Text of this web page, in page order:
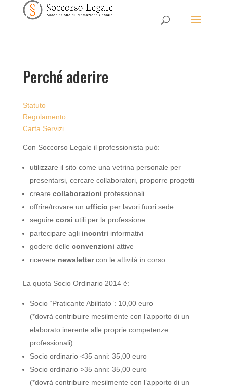
Perché aderire
Statuto
Regolamento
Carta Servizi
Con Soccorso Legale il professionista può:
utilizzare il sito come una vetrina personale per
presentarsi, cercare collaboratori, proporre progetti
creare collaborazioni professionali
offrire/trovare un ufficio per lavori fuori sede
seguire corsi utili per la professione
partecipare agli incontri informativi
godere delle convenzioni attive
ricevere newslettercon le attività in corso
La quota Socio Ordinario 2014 è:
Socio “Praticante Abilitato”: 10,00 euro
(*dovrà contribuire mesilmente con l’apporto di un
elaborato inerente alle proprie competenze
professionali)
Socio ordinario <35 anni: 35,00 euro
Socio ordinario >35 anni: 35,00 euro
(*dovrà contribuire mesilmente con l’apporto di un